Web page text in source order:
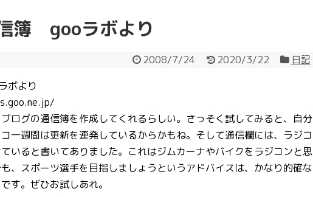
簿 gooラボより
2008/7/24 2020/3/22
日記
ボより
ログの通信簿を作成してくれるらしい。さっそく試してみると、自分
一週間は更新を連発しているからかもね。そして通信欄には、ラジコ
いると書いてありました。これはジムカーナやバイクをラジコンと思
、スポーツ選手を目指しましょうというアドバイスは、かなり的確な
す。ぜひお試しあれ。